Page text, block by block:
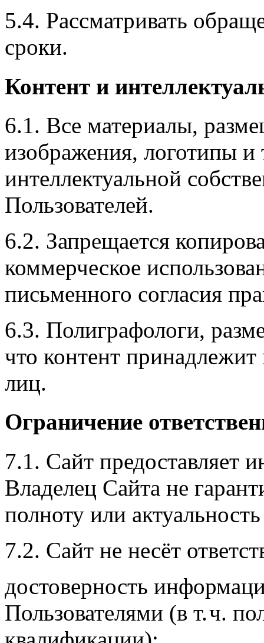
5.4. Рассматривать
сроки.
Контент и
6.1. Все материалы,
изображения, логотипы и
интеллектуальной
Пользователей.
6.2. Запрещается
коммерческое
письменного согласия
6.3. Полиграфологи,
что контент
лиц.
Ограничение
7.1. Сайт предоставляет
Владелец Сайта не
полноту или
7.2. Сайт не несёт
достоверность
Пользователями (в т. ч.